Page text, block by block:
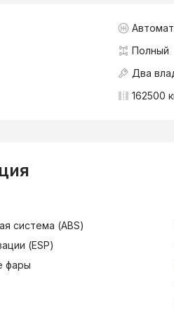
Полный
Два
162500
система (ABS)
(ESP)
фары